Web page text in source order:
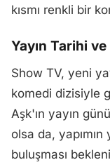
kısmı renkli bir
Yayın Tarihi
Show TV, yeni
komedi dizisiyle
Aşk'ın yayın
olsa da,
buluşması